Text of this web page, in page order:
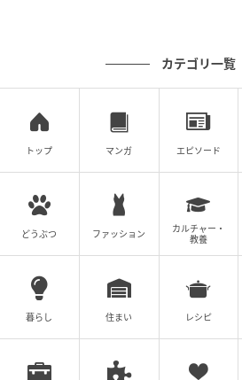
の記事をもっとみる
カテゴリ一覧
トップ マンガ エピソード
どうぶつ ファッション
カルチャー・
教養
暮らし 住まい レシピ